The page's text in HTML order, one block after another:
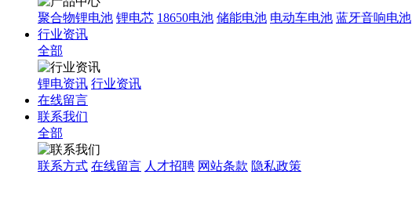
聚合物锂电池 锂电芯 18650电池 储能电池 电动车电池 蓝牙音响电池
行业资讯
全部
锂电资讯 行业资讯
在线留言
联系我们
全部
联系方式 在线留言 人才招聘 网站条款 隐私政策